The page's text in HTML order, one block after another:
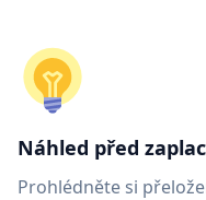
Náhled před
Prohlédněte si